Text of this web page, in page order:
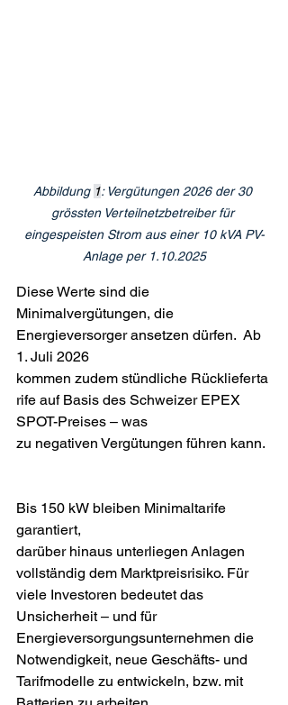
Abbildung 1: Vergütungen 2026 der 30
grössten Verteilnetzbetreiber für
eingespeisten Strom aus einer 10 kVA PV-
Anlage per 1.10.2025
Diese Werte sind die
Minimalvergütungen, die
Energieversorger ansetzen dürfen.  Ab
1. Juli 2026
kommen zudem stündliche Rücklieferta
rife auf Basis des Schweizer EPEX
SPOT-Preises – was
zu negativen Vergütungen führen kann.
Bis 150 kW bleiben Minimaltarife
garantiert,
darüber hinaus unterliegen Anlagen
vollständig dem Marktpreisrisiko. Für
viele Investoren bedeutet das
Unsicherheit – und für
Energieversorgungsunternehmen die
Notwendigkeit, neue Geschäfts- und
Tarifmodelle zu entwickeln, bzw. mit